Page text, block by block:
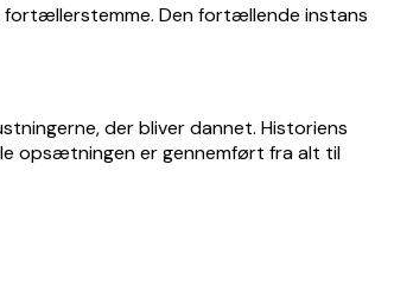
fortællerstemme. Den fortællende instans
der bliver dannet. Historiens
opsætningen er gennemført fra alt til